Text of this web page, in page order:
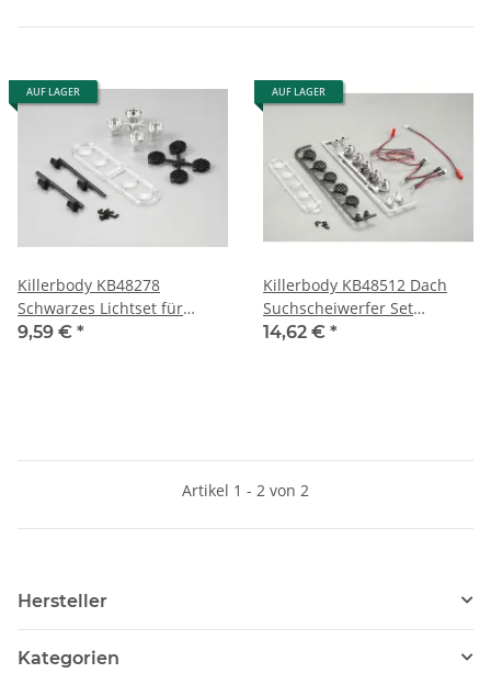
AUF LAGER
Killerbody KB48278
Schwarzes Lichtset für
Dachträger (ohne LED) Type
9,59 € *
AUF LAGER
Killerbody KB48512 Dach
Suchscheiwerfer Set
Chrome / Schwarz inkl. LED
14,62 € *
Artikel 1 - 2 von 2
Hersteller
Kategorien